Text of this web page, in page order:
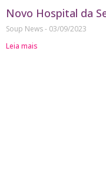
Novo Hospital da
Soup News
03/09/2023
Leia mais